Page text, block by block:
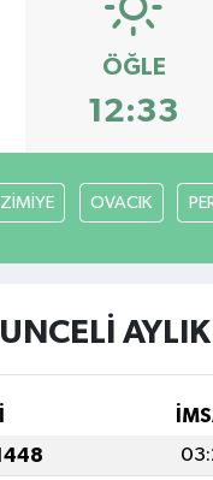
ÖĞLE
12:33
OVACIK